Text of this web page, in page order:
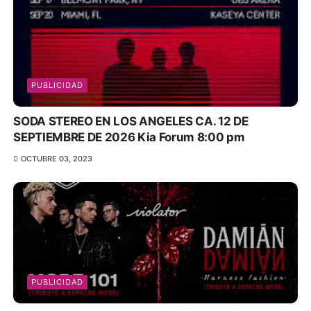
PUBLICIDAD
SODA STEREO EN LOS ANGELES CA. 12 DE
SEPTIEMBRE DE 2026 Kia Forum 8:00 pm
OCTUBRE 03, 2023
PUBLICIDAD